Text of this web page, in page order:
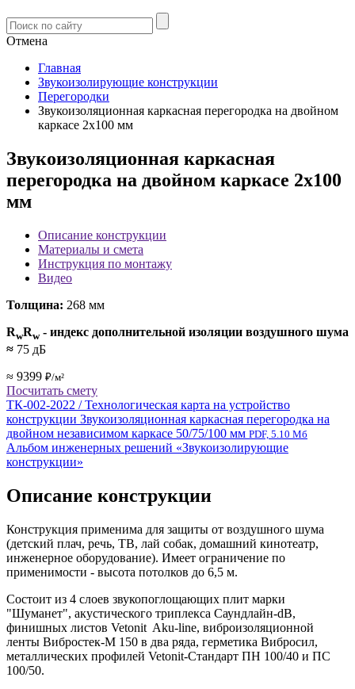
Отмена
Главная
Звукоизолирующие конструкции
Перегородки
Звукоизоляционная каркасная перегородка на двойном
каркасе 2х100 мм
Звукоизоляционная каркасная
перегородка на двойном каркасе 2х100
мм
Описание конструкции
Материалы и смета
Инструкция по монтажу
Видео
Толщина: 268 мм
RwRw- индекс дополнительной изоляции воздушного шума
≈ 75 дБ
≈ 9399 ₽/м²
Посчитать смету
ТК-002-2022 / Технологическая карта на устройство
конструкции Звукоизоляционная каркасная перегородка на
двойном независимом каркасе 50/75/100 мм PDF, 5.10 Мб
Альбом инженерных решений «Звукоизолирующие
конструкции»
Описание конструкции
Конструкция применима для защиты от воздушного шума
(детский плач, речь, ТВ, лай собак, домашний кинотеатр,
инженерное оборудование). Имеет ограничение по
применимости - высота потолков до 6,5 м.
Состоит из 4 слоев звукопоглощающих плит марки
"Шуманет", акустического триплекса Саундлайн-dB,
финишных листов Vetonit Aku-line, виброизоляционной
ленты Вибростек-М 150 в два ряда, герметика Вибросил,
металлических профилей Vetonit-Стандарт ПН 100/40 и ПС
100/50.